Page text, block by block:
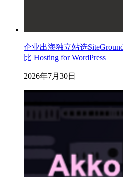
企业出海独立站选
比 Hosting for WordPress
2026年7月30日